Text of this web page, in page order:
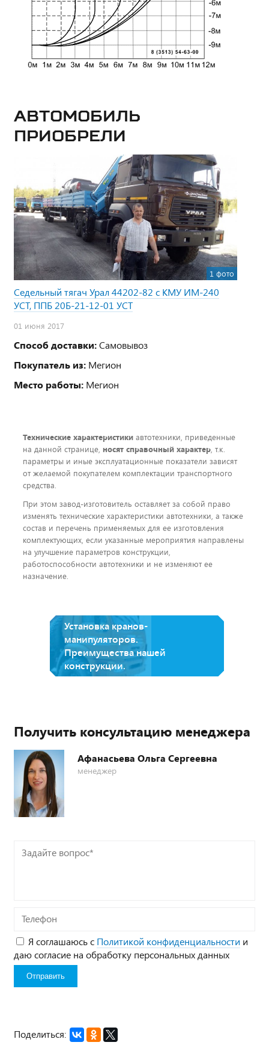
Автомобиль
приобрели
1 фото
Седельный тягач Урал 44202-82 с КМУ ИМ-240
УСТ, ППБ 20Б-21-12-01 УСТ
01 июня 2017
Способ доставки:Самовывоз
Покупатель из: Мегион
Место работы: Мегион
Технические характеристики автотехники, приведенные
на данной странице, носят справочный характер, т.к.
параметры и иные эксплуатационные показатели зависят
от желаемой покупателем комплектации транспортного
средства.
При этом завод-изготовитель оставляет за собой право
изменять технические характеристики автотехники, а также
состав и перечень применяемых для ее изготовления
комплектующих, если указанные мероприятия направлены
на улучшение параметров конструкции,
работоспособности автотехники и не изменяют ее
назначение.
Установка кранов-
манипуляторов.
Преимущества нашей
конструкции.
Получить консультацию менеджера
Афанасьева Ольга Сергеевна
менеджер
Задайте
Телефон
Я соглашаюсь с Политикой конфиденциальности и
даю согласие на обработку персональных данных
Поделиться: